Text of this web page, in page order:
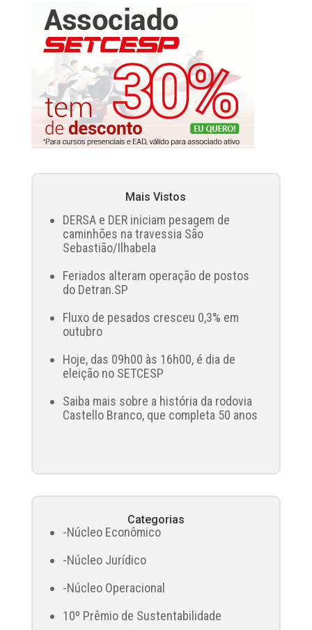
Mais Vistos
DERSA e DER iniciam pesagem de
caminhões na travessia São
Sebastião/Ilhabela
Feriados alteram operação de postos
do Detran.SP
Fluxo de pesados cresceu 0,3% em
outubro
Hoje, das 09h00 às 16h00, é dia de
eleição no SETCESP
Saiba mais sobre a história da rodovia
Castello Branco, que completa 50 anos
Categorias
-Núcleo Econômico
-Núcleo Jurídico
-Núcleo Operacional
10º Prêmio de Sustentabilidade